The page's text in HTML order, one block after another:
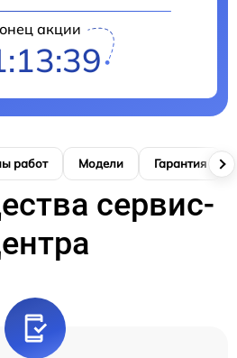
акции
работ Модели Гарантия
сервис-